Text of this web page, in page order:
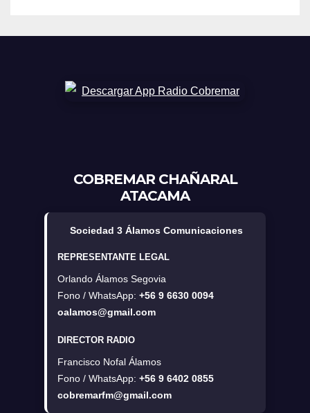
COBREMAR CHAÑARAL
ATACAMA
Sociedad 3 Álamos Comunicaciones
REPRESENTANTE LEGAL
Orlando Álamos Segovia
Fono / WhatsApp: +56 9 6630 0094
oalamos@gmail.com
DIRECTOR RADIO
Francisco Nofal Álamos
Fono / WhatsApp: +56 9 6402 0855
cobremarfm@gmail.com